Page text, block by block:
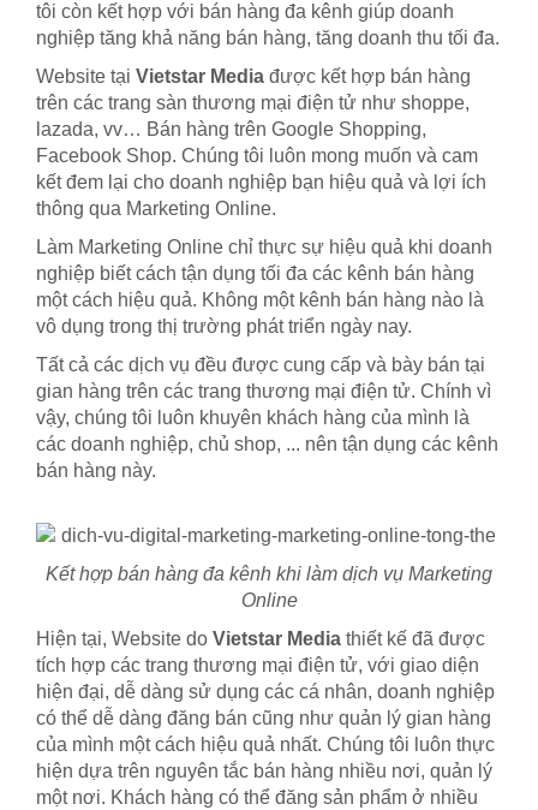
tôi còn kết hợp với bán hàng đa kênh giúp doanh
nghiệp tăng khả năng bán hàng, tăng doanh thu tối đa.
Website tại Vietstar Media được kết hợp bán hàng
trên các trang sàn thương mại điện tử như shoppe,
lazada, vv… Bán hàng trên Google Shopping,
Facebook Shop. Chúng tôi luôn mong muốn và cam
kết đem lại cho doanh nghiệp bạn hiệu quả và lợi ích
thông qua Marketing Online.
Làm Marketing Online chỉ thực sự hiệu quả khi doanh
nghiệp biết cách tận dụng tối đa các kênh bán hàng
một cách hiệu quả. Không một kênh bán hàng nào là
vô dụng trong thị trường phát triển ngày nay.
Tất cả các dịch vụ đều được cung cấp và bày bán tại
gian hàng trên các trang thương mại điện tử. Chính vì
vậy, chúng tôi luôn khuyên khách hàng của mình là
các doanh nghiệp, chủ shop, ... nên tận dụng các kênh
bán hàng này.
Kết hợp bán hàng đa kênh khi làm dịch vụ Marketing
Online
Hiện tại, Website do Vietstar Media thiết kế đã được
tích hợp các trang thương mại điện tử, với giao diện
hiện đại, dễ dàng sử dụng các cá nhân, doanh nghiệp
có thể dễ dàng đăng bán cũng như quản lý gian hàng
của mình một cách hiệu quả nhất. Chúng tôi luôn thực
hiện dựa trên nguyên tắc bán hàng nhiều nơi, quản lý
một nơi. Khách hàng có thể đăng sản phẩm ở nhiều